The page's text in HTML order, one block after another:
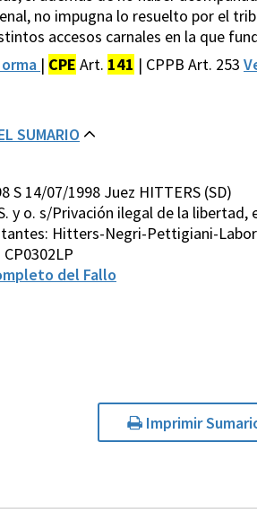
no impugna lo resuelto por el
accesos carnales en la que
| CPE Art. 141 | CPPB Art. 253
SUMARIO
S 14/07/1998 Juez HITTERS (SD)
y o. s/Privación ilegal de la libertad,
Hitters-Negri-Pettigiani-
del Fallo
Imprimir